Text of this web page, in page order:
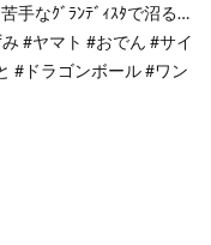
手なｸﾞﾗﾝﾃﾞｨｽﾀで沼る…
#ヤマト #おでん #サイ
#ドラゴンボール #ワン